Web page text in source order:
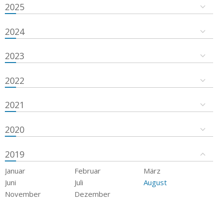
2025
2024
2023
2022
2021
2020
2019
Januar Februar
März
Juni
Juli
August
November
Dezember